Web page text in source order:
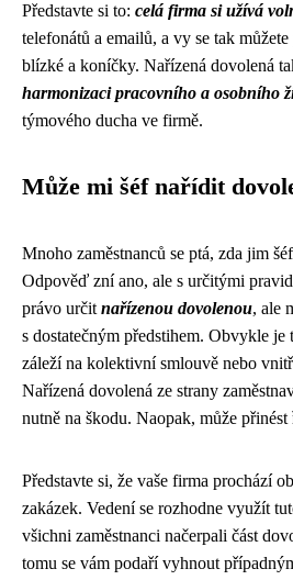
Představte si to: celá firma si užívá
telefonátů a emailů, a vy se tak
blízké a koníčky. Nařízená dovolená
harmonizaci pracovního a osobního
týmového ducha ve firmě.
Může mi šéf nařídit
Mnoho zaměstnanců se ptá, zda jim
Odpověď zní ano, ale s určitými
právo určit nařízenou dovolenou, ale
s dostatečným předstihem. Obvykle je
záleží na kolektivní smlouvě nebo
Nařízená dovolená ze strany
nutně na škodu. Naopak, může přinést
Představte si, že vaše firma prochází
zakázek. Vedení se rozhodne využít
všichni zaměstnanci načerpali část
tomu se vám podaří vyhnout